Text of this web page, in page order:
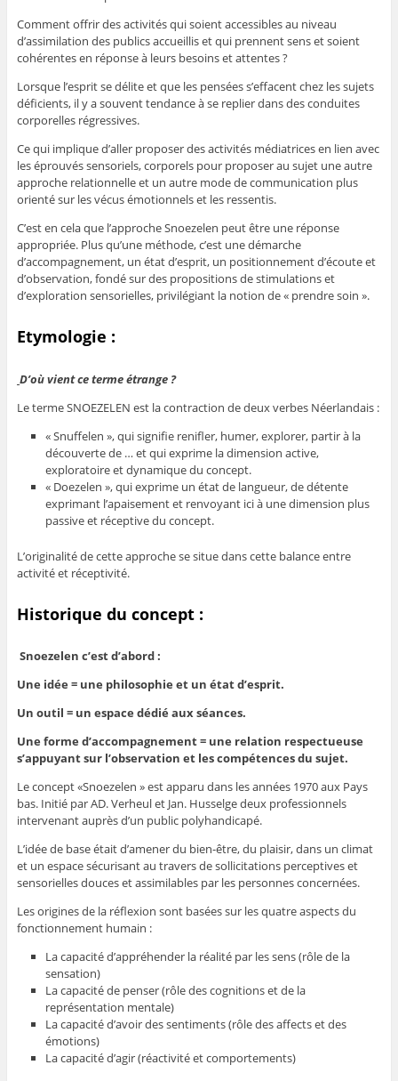
Comment offrir des activités qui soient accessibles au niveau
d’assimilation des publics accueillis et qui prennent sens et soient
cohérentes en réponse à leurs besoins et attentes ?
Lorsque l’esprit se délite et que les pensées s’effacent chez les sujets
déficients, il y a souvent tendance à se replier dans des conduites
corporelles régressives.
Ce qui implique d’aller proposer des activités médiatrices en lien avec
les éprouvés sensoriels, corporels pour proposer au sujet une autre
approche relationnelle et un autre mode de communication plus
orienté sur les vécus émotionnels et les ressentis.
C’est en cela que l’approche Snoezelen peut être une réponse
appropriée. Plus qu’une méthode, c’est une démarche
d’accompagnement, un état d’esprit, un positionnement d’écoute et
d’observation, fondé sur des propositions de stimulations et
d’exploration sensorielles, privilégiant la notion de « prendre soin ».
Etymologie :
D’où vient ce terme étrange ?
Le terme SNOEZELEN est la contraction de deux verbes Néerlandais :
« Snuffelen », qui signifie renifler, humer, explorer, partir à la
découverte de … et qui exprime la dimension active,
exploratoire et dynamique du concept.
« Doezelen », qui exprime un état de langueur, de détente
exprimant l’apaisement et renvoyant ici à une dimension plus
passive et réceptive du concept.
L’originalité de cette approche se situe dans cette balance entre
activité et réceptivité.
Historique du concept :
Snoezelen c’est d’abord :
Une idée = une philosophie et un état d’esprit.
Un outil = un espace dédié aux séances.
Une forme d’accompagnement = une relation respectueuse
s’appuyant sur l’observation et les compétences du sujet.
Le concept «Snoezelen » est apparu dans les années 1970 aux Pays
bas. Initié par AD. Verheul et Jan. Husselge deux professionnels
intervenant auprès d’un public polyhandicapé.
L’idée de base était d’amener du bien-être, du plaisir, dans un climat
et un espace sécurisant au travers de sollicitations perceptives et
sensorielles douces et assimilables par les personnes concernées.
Les origines de la réflexion sont basées sur les quatre aspects du
fonctionnement humain :
La capacité d’appréhender la réalité par les sens (rôle de la
sensation)
La capacité de penser (rôle des cognitions et de la
représentation mentale)
La capacité d’avoir des sentiments (rôle des affects et des
émotions)
La capacité d’agir (réactivité et comportements)